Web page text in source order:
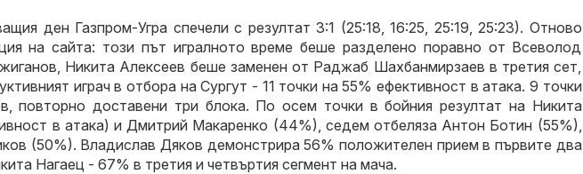
ден Газпром-Угра спечели с резултат 3:1 (25:18, 16:25, 25:19, 25:23). Отново
на сайта: този път игралното време беше разделено поравно от Всеволод
Никита Алексеев беше заменен от Раджаб Шахбанмирзаев в третия сет,
играч в отбора на Сургут - 11 точки на 55% ефективност в атака. 9 точки
повторно доставени три блока. По осем точки в бойния резултат на Никита
в атака) и Дмитрий Макаренко (44%), седем отбеляза Антон Ботин (55%),
(50%). Владислав Дяков демонстрира 56% положителен прием в първите два
Нагаец - 67% в третия и четвъртия сегмент на мача.